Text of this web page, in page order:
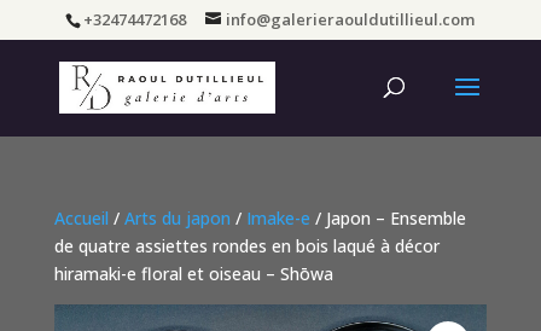
+32474472168 info@galerieraouldutillieul.com
Accueil / Arts du japon / Imake-e / Japon – Ensemble
de quatre assiettes rondes en bois laqué à décor
hiramaki-e floral et oiseau – Shōwa